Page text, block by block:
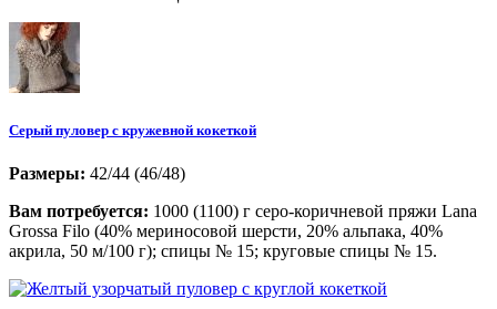
Серый пуловер с кружевной кокеткой
Размеры: 42/44 (46/48)
Вам потребуется: 1000 (1100) г серо-коричневой пряжи Lana
Grossa Filo (40% мериносовой шерсти, 20% альпака, 40%
акрила, 50 м/100 г); спицы № 15; круговые спицы № 15.